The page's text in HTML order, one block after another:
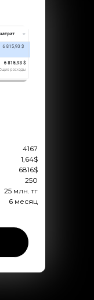
4167
1,64$
6816$
250
25 млн. тг
6 месяц